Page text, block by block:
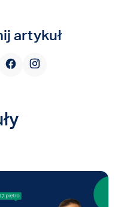
artykuł